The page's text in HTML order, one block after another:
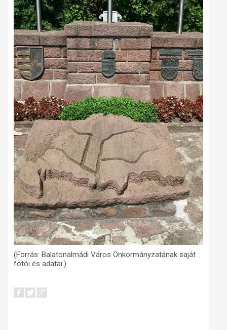
(Forrás: Balatonalmádi Város Önkormányzatának saját
fotói és adatai.)